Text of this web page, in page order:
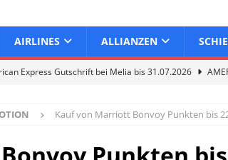
AIRLINES ALLIANZEN
Express Gutschrift bei Melia bis 31.07.2026
Express Gutschrift bei IHG bis 27.07.2026
Kauf von Marriott Bonvoy Punkten bis